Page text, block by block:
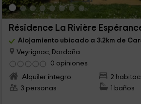
Résidence La Rivière
Alojamiento ubicado a 3.2km de
Veyrignac, Dordoña
0 opiniones
Alquiler íntegro
2
3 personas
1 baños